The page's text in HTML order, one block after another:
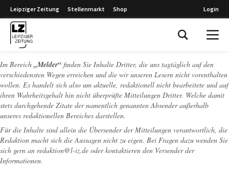
Leipziger Zeitung Stellenmarkt Shop Login
Im Bereich „Melder“ finden Sie Inhalte Dritter, die uns tagtäglich auf den
verschiedensten Wegen erreichen und die wir unseren Lesern nicht vorenthalten
wollen. Es handelt sich also um aktuelle, redaktionell nicht bearbeitete und auf
ihren Wahrheitsgehalt hin nicht überprüfte Mitteilungen Dritter. Welche damit
stets durchgehende Zitate der namentlich genannten Absender außerhalb
unseres redaktionellen Bereiches darstellen.
Für die Inhalte sind allein die Übersender der Mitteilungen verantwortlich, die
Redaktion macht sich die Aussagen nicht zu eigen. Bei Fragen dazu wenden Sie
sich gern an redaktion@l-iz.de oder kontaktieren den Versender der
Informationen.